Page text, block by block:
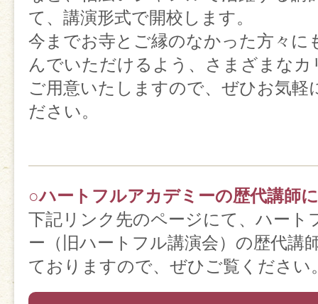
て、講演形式で開校します。
今までお寺とご縁のなかった方々に
んでいただけるよう、さまざまな
ご用意いたしますので、ぜひお気軽
ださい。
○ハートフルアカデミーの歴代講師
下記リンク先のページにて、ハート
ー（旧ハートフル講演会）の歴代講
ておりますので、ぜひご覧ください